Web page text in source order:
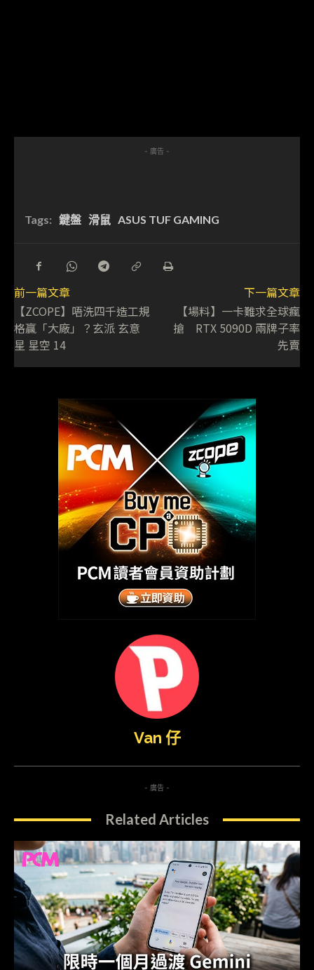
- 廣告 -
Tags: 鍵盤 滑鼠 ASUS TUF GAMING
前一篇文章
【ZCOPE】唔洗四千造工規
格贏「大廠」？玄派 玄意
星 星空 14
下一篇文章
【場料】一卡難求全球瘋
搶 RTX 5090D 兩牌子率
先賣
Van 仔
- 廣告 -
Related Articles